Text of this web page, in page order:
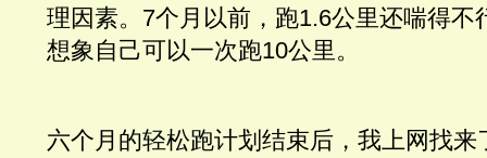
理因素。7个月以前，跑1.6公里还喘得不
想象自己可以一次跑10公里。
六个月的轻松跑计划结束后，我上网找来